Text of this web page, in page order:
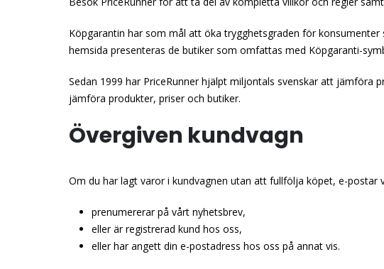
Köpgarantin har som mål att öka trygghetsgraden för
hemsida presenteras de butiker som omfattas med Köpgaranti-
Sedan 1999 har PriceRunner hjälpt miljontals svenskar att
jämföra produkter, priser och butiker.
Övergiven kundvagn
Om du har lagt varor i kundvagnen utan att fullfölja köpet, e-
prenumererar på vårt nyhetsbrev,
eller är registrerad kund hos oss,
eller har angett din e-postadress hos oss på annat vis.